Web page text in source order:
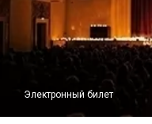
Электронный билет